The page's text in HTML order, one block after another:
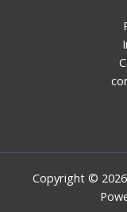
Copyright ©